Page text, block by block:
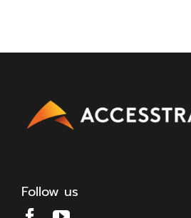
Follow us